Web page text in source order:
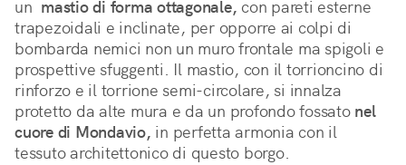
un mastio di forma ottagonale, con pareti esterne
trapezoidali e inclinate, per opporre ai colpi di
bombarda nemici non un muro frontale ma spigoli e
prospettive sfuggenti. Il mastio, con il torrioncino di
rinforzo e il torrione semi-circolare, si innalza
protetto da alte mura e da un profondo fossato nel
cuore di Mondavio, in perfetta armonia con il
tessuto architettonico di questo borgo.